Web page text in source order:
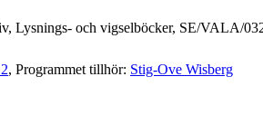
Lysnings- och vigselböcker, SE/VALA/
, Programmet tillhör: Stig-Ove Wisberg